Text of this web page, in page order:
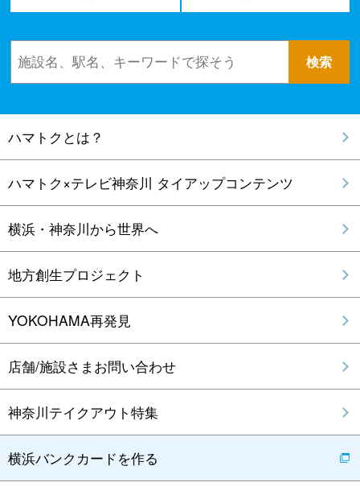
ハマトクとは？
ハマトク×テレビ神奈川 タイアップコンテンツ
横浜・神奈川から世界へ
地方創生プロジェクト
YOKOHAMA再発見
店舗/施設さまお問い合わせ
神奈川テイクアウト特集
横浜バンクカードを作る